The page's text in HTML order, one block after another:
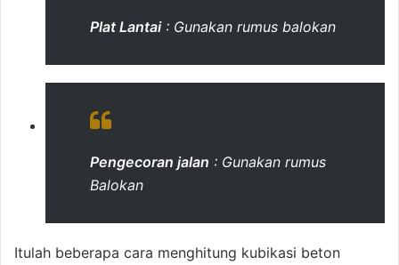
Plat Lantai: Gunakan rumus balokan
Pengecoran jalan : Gunakan rumus
Balokan
Itulah beberapa cara menghitung kubikasi beton